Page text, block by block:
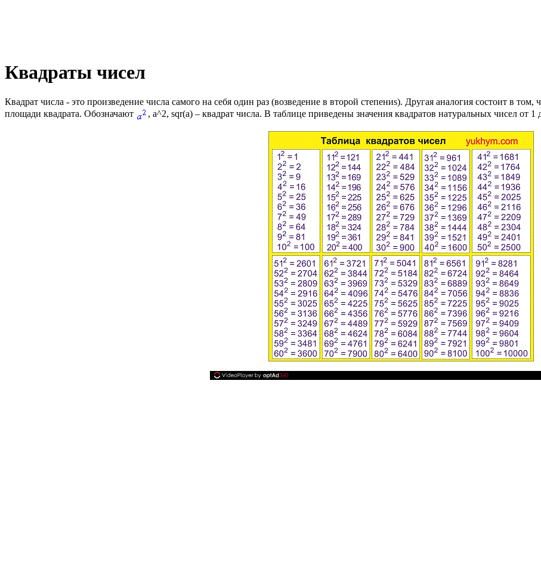
Квадраты чисел
Квадрат числа - это произведение числа самого на себя один раз (возведение в второй степениs). Другая аналогия состоит в
площади квадрата. Обозначают
, a^2, sqr(a) – квадрат числа. В таблице приведены значения квадратов натуральных чисел от 1